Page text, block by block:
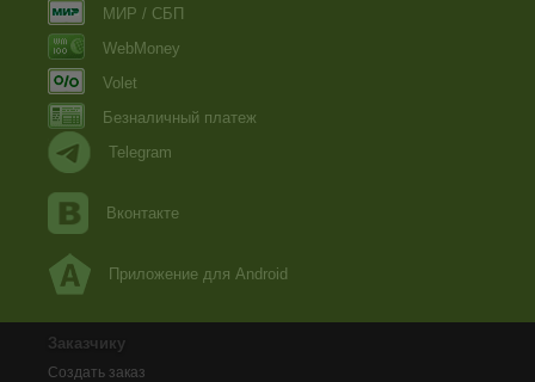
МИР / СБП
WebMoney
Volet
Безналичный платеж
Telegram
Вконтакте
Приложение для Android
Заказчику
Создать заказ